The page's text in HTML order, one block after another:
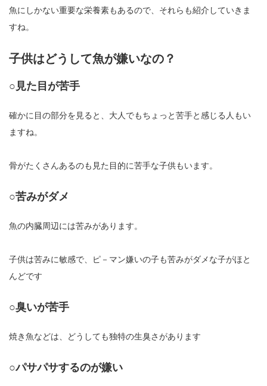
魚にしかない重要な栄養素もあるので、それらも紹介していきま
すね。
子供はどうして魚が嫌いなの？
○見た目が苦手
確かに目の部分を見ると、大人でもちょっと苦手と感じる人もい
ますね。
骨がたくさんあるのも見た目的に苦手な子供もいます。
○苦みがダメ
魚の内臓周辺には苦みがあります。
子供は苦みに敏感で、ピ－マン嫌いの子も苦みがダメな子がほと
んどです
○臭いが苦手
焼き魚などは、どうしても独特の生臭さがあります
○パサパサするのが嫌い